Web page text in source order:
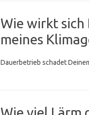
Wie wirkt sich
meines
Dauerbetrieb schadet